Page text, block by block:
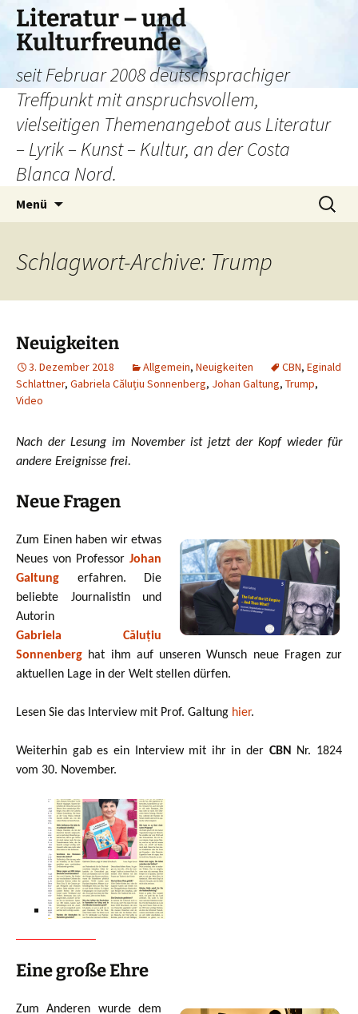
Literatur – und
Kulturfreunde
seit Februar 2008 deutschsprachiger
Treffpunkt mit anspruchsvollem,
vielseitigen Themenangebot aus Literatur
– Lyrik – Kunst – Kultur, an der Costa
Blanca Nord.
Menü
Suchen
nach:
Schlagwort-Archive: Trump
Neuigkeiten
3. Dezember 2018 Allgemein, Neuigkeiten CBN, Eginald
Schlattner, Gabriela Căluțiu Sonnenberg, Johan Galtung, Trump,
Video
Nach der Lesung im November ist jetzt der Kopf wieder für
andere Ereignisse frei.
Neue Fragen
Zum Einen haben wir etwas
Neues von Professor Johan
Galtung erfahren. Die
beliebte Journalistin und
Autorin
Gabriela Căluțiu
Sonnenberg hat ihm auf unseren Wunsch neue Fragen zur
aktuellen Lage in der Welt stellen dürfen.
Lesen Sie das Interview mit Prof. Galtung hier.
Weiterhin gab es ein Interview mit ihr in der CBN
Nr. 1824
vom 30. November.
Eine große Ehre
Zum Anderen wurde dem